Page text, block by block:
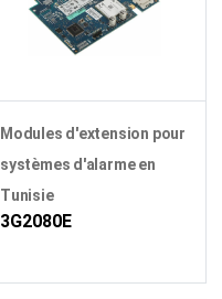
Modules d'extension pour
systèmes d'alarme en
Tunisie
3G2080E